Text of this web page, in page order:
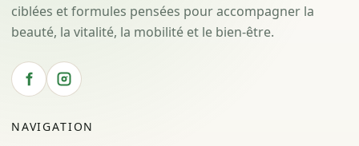
ciblées et formules pensées pour accompagner la
beauté, la vitalité, la mobilité et le bien-être.
NAVIGATION